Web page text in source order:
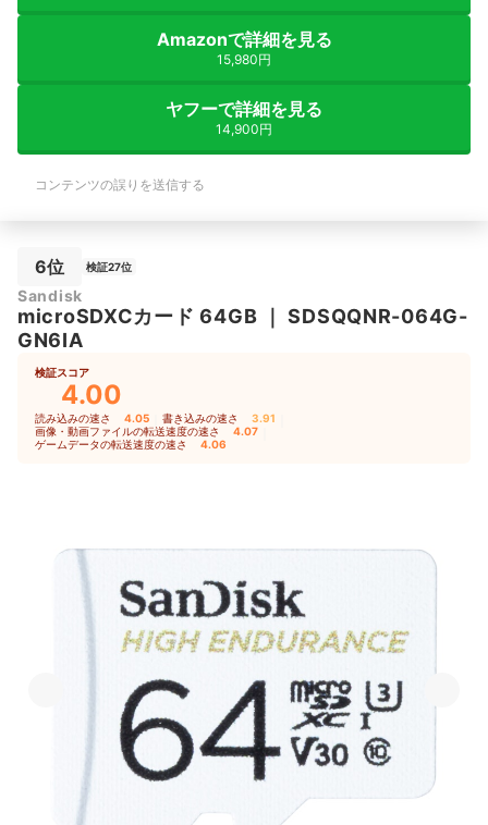
Amazonで詳細を見る
15,980円
ヤフーで詳細を見る
14,900円
コンテンツの誤りを送信する
6位 検証27位
Sandisk
microSDXCカード 64GB ｜SDSQQNR-064G-
GN6IA
検証スコア
4.00
読み込みの速さ 4.05 書き込みの速さ 3.91
画像・動画ファイルの転送速度の速さ 4.07
ゲームデータの転送速度の速さ 4.06